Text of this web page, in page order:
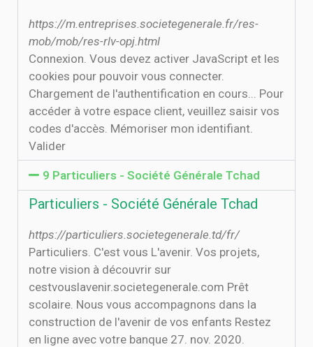
https://m.entreprises.societegenerale.fr/res-
mob/mob/res-rlv-opj.html
Connexion. Vous devez activer JavaScript et les
cookies pour pouvoir vous connecter.
Chargement de l'authentification en cours... Pour
accéder à votre espace client, veuillez saisir vos
codes d'accès. Mémoriser mon identifiant.
Valider
9 Particuliers - Société Générale Tchad
Particuliers - Société Générale Tchad
https://particuliers.societegenerale.td/fr/
Particuliers. C'est vous L'avenir. Vos projets,
notre vision à découvrir sur
cestvouslavenir.societegenerale.com Prêt
scolaire. Nous vous accompagnons dans la
construction de l'avenir de vos enfants Restez
en ligne avec votre banque 27. nov. 2020.